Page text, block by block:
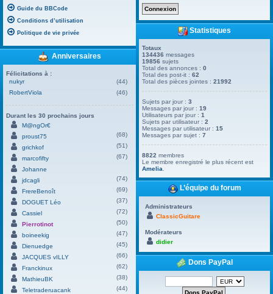
Guide du BBCode
Conditions d’utilisation
Politique de vie privée
Anniversaires
Félicitations à :
nukyr
(44)
RobertViola
(46)
Durant les 30 prochains jours
M@ngOr€
proust75
(68)
grichkof
(51)
marcofifty
(67)
Johanne
jdcagli
(74)
FrereBenoît
(69)
DOGUET Léo
(37)
Cassiel
(72)
Pierrotinot
(50)
boineekig
(47)
Dienuedge
(45)
JACQUES vILLY
(66)
Franckinux
(62)
MathieuBK
(38)
Teletraderuacank
(44)
Statistiques
Totaux
134436 messages
19856 sujets
Total des annonces :0
Total des post-it :62
Total des pièces jointes :21992
Sujets par jour :3
Messages par jour :19
Utilisateurs par jour :1
Sujets par utilisateur :2
Messages par utilisateur :15
Messages par sujet :7
8822 membres
Le membre enregistré le plus récent est
Amelia
L’équipe du forum
Administrateurs
ClassicGuitare
Modérateurs
didier
Dons PayPal